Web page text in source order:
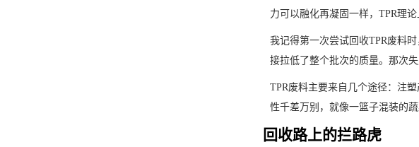
力可以融化再凝固一样，TPR理
我记得第一次尝试回收TPR废料
接拉低了整个批次的质量。那次
TPR废料主要来自几个途径：注
性千差万别，就像一篮子混装的
回收路上的拦路虎